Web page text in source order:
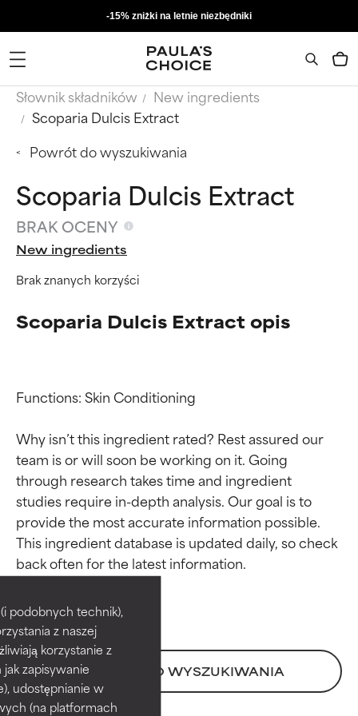
podobnych technik),
z naszej
korzystanie z
zapisywanie
udostępnianie w
(na platformach
-15% zniżki na letnie niezbędniki
Słownik składników
New ingredients
Scoparia Dulcis Extract
Powrót do wyszukiwania
Scoparia Dulcis Extract
BRAK OCENY
New ingredients
Brak znanych korzyści
Scoparia Dulcis Extract opis
Functions: Skin Conditioning
Why isn’t this ingredient rated? Rest assured our
team is or will soon be working on it. Going
through research takes time and ingredient
studies require in-depth analysis. Our goal is to
provide the most accurate information possible.
This ingredient database is updated daily, so check
POWRÓT DO WYSZUKIWANIA
Oceny składników
BEST
Udowodnione i potwierdzone
przez niezależne badania.
Wyjątkowy składnik aktywny
odpowiedni dla większości
typów skóry i problemów
Oceny składników
BEST
Udowodnione i potwierdzone
przez niezależne badania.
Wyjątkowy składnik aktywny
odpowiedni dla większości
typów skóry i problemów